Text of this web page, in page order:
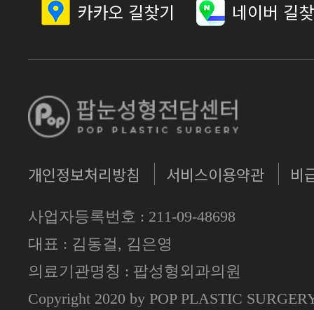
카카오 길찾기 네이버 길
개인정보처리방침 서비스이용약관 비
사업자등록번호 : 211-09-48698
대표 : 김동걸, 김은영
의료기관명칭 : 팝성형외과의원
Copyright 2020 by POP PLASTIC